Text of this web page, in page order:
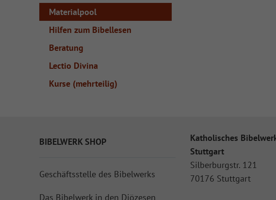
Materialpool
Hilfen zum Bibellesen
Beratung
Lectio Divina
Kurse (mehrteilig)
BIBELWERK SHOP
Geschäftsstelle des Bibelwerks
Das Bibelwerk in den Diözesen
Katholisches
Stuttgart
Silberburgstr. 121
70176 Stuttgart